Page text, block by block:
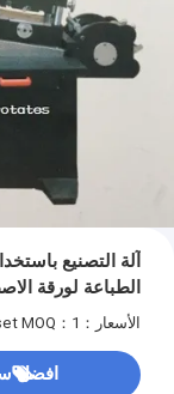
آلة التصنيع
الطباعة لورقة
الأسعار：USD 28,000 to 33,000 per set MOQ：1 مجموعة
افضل